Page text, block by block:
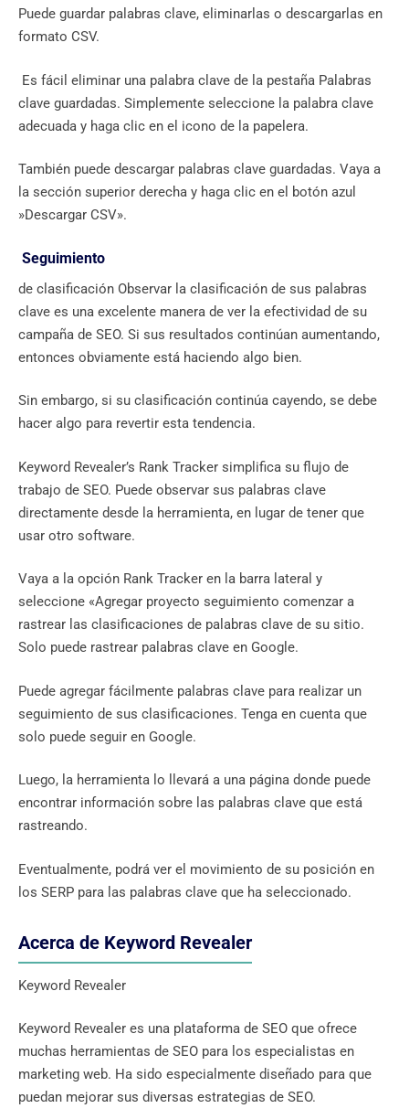
Puede guardar palabras clave, eliminarlas o descargarlas en
formato CSV.
Es fácil eliminar una palabra clave de la pestaña Palabras
clave guardadas. Simplemente seleccione la palabra clave
adecuada y haga clic en el icono de la papelera.
También puede descargar palabras clave guardadas. Vaya a
la sección superior derecha y haga clic en el botón azul
»Descargar CSV».
Seguimiento
de clasificación Observar la clasificación de sus palabras
clave es una excelente manera de ver la efectividad de su
campaña de SEO. Si sus resultados continúan aumentando,
entonces obviamente está haciendo algo bien.
Sin embargo, si su clasificación continúa cayendo, se debe
hacer algo para revertir esta tendencia.
Keyword Revealer’s Rank Tracker simplifica su flujo de
trabajo de SEO. Puede observar sus palabras clave
directamente desde la herramienta, en lugar de tener que
usar otro software.
Vaya a la opción Rank Tracker en la barra lateral y
seleccione «Agregar proyecto seguimiento comenzar a
rastrear las clasificaciones de palabras clave de su sitio.
Solo puede rastrear palabras clave en Google.
Puede agregar fácilmente palabras clave para realizar un
seguimiento de sus clasificaciones. Tenga en cuenta que
solo puede seguir en Google.
Luego, la herramienta lo llevará a una página donde puede
encontrar información sobre las palabras clave que está
rastreando.
Eventualmente, podrá ver el movimiento de su posición en
los SERP para las palabras clave que ha seleccionado.
Acerca de Keyword Revealer
Keyword Revealer
Keyword Revealer es una plataforma de SEO que ofrece
muchas herramientas de SEO para los especialistas en
marketing web. Ha sido especialmente diseñado para que
puedan mejorar sus diversas estrategias de SEO.